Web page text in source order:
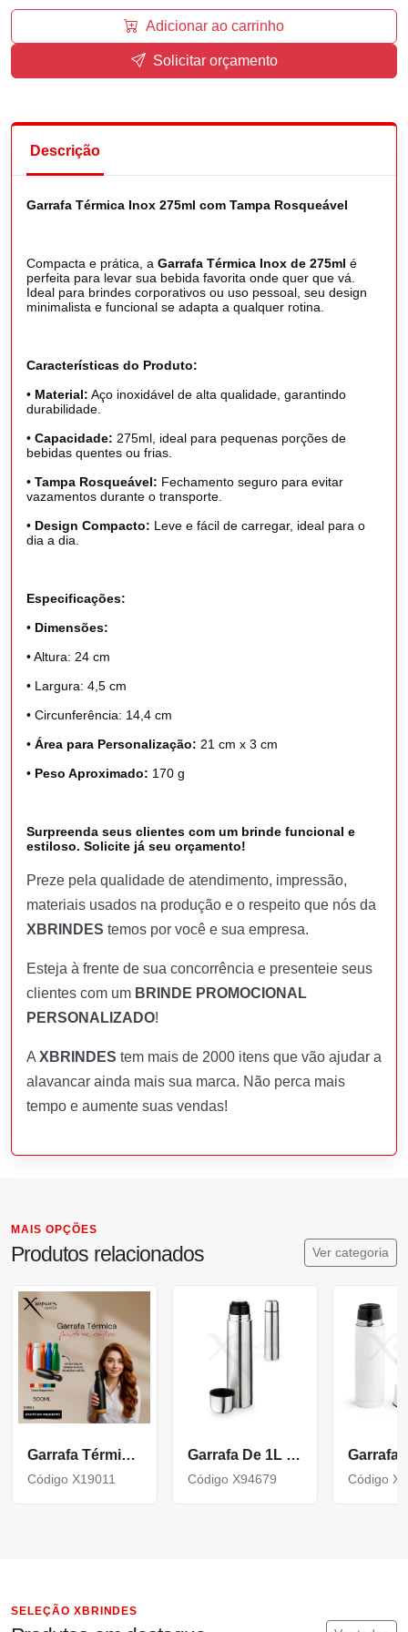
Adicionar ao carrinho
Solicitar orçamento
Descrição
Garrafa Térmica Inox 275ml com Tampa Rosqueável
Compacta e prática, a Garrafa Térmica Inox de 275ml é
perfeita para levar sua bebida favorita onde quer que vá.
Ideal para brindes corporativos ou uso pessoal, seu design
minimalista e funcional se adapta a qualquer rotina.
Características do Produto:
• Material: Aço inoxidável de alta qualidade, garantindo
durabilidade.
• Capacidade: 275ml, ideal para pequenas porções de
bebidas quentes ou frias.
• Tampa Rosqueável: Fechamento seguro para evitar
vazamentos durante o transporte.
• Design Compacto: Leve e fácil de carregar, ideal para o
dia a dia.
Especificações:
• Dimensões:
•Altura: 24 cm
• Largura: 4,5 cm
• Circunferência: 14,4 cm
• Área para Personalização: 21 cm x 3 cm
• Peso Aproximado: 170 g
Surpreenda seus clientes com um brinde funcional e
estiloso. Solicite já seu orçamento!
Preze pela qualidade de atendimento, impressão,
materiais usados na produção e o respeito que nós da
XBRINDES temos por você e sua empresa.
Esteja à frente de sua concorrência e presenteie seus
clientes com um BRINDE PROMOCIONAL
PERSONALIZADO!
A XBRINDES tem mais de 2000 itens que vão ajudar a
alavancar ainda mais sua marca. Não perca mais
tempo e aumente suas vendas!
MAIS OPÇÕES
Produtos relacionados Ver categoria
Garrafa Térmica em Inox com Fundo de Cortiça X19011
Código X19011
Garrafa De 1L Em Aço Inox De Parede Dupla Térmica, Isolada A Vácuo.
Código X94679 Código
SELEÇÃO XBRINDES